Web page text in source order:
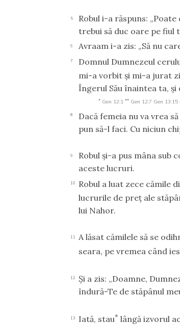
5
Robul i-a răspuns:
trebui să duc oare pe fiul
6 Avraam i-a zis: „Să nu
7 Domnul Dumnezeul
mi-a vorbit şi mi-a jurat
Îngerul Său înaintea ta, şi
* Gen 12:1 ** Gen 12:7 Gen 13:15
8 Dacă femeia nu va vrea
pun să-l faci. Cu niciun
9
Robul şi-a pus mâna sub
aceste lucruri.
10 Robul a luat zece cămile
lucrurile de preţ ale
lui Nahor.
11
A lăsat cămilele să se
seara, pe vremea când
12 Şi a zis: „Doamne,
îndură-Te de stăpânul
13 Iată, stau* lângă izvorul